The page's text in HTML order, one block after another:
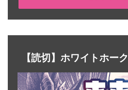
【読切】ホワイトホーク